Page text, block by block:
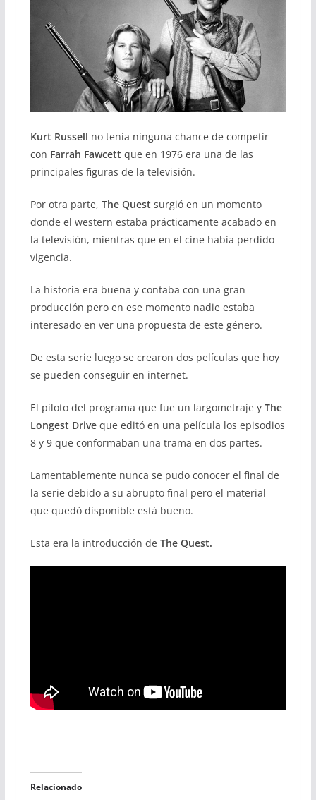
Kurt Russell no tenía ninguna chance de competir
con Farrah Fawcett que en 1976 era una de las
principales figuras de la televisión.
Por otra parte, The Quest surgió en un momento
donde el western estaba prácticamente acabado en
la televisión, mientras que en el cine había perdido
vigencia.
La historia era buena y contaba con una gran
producción pero en ese momento nadie estaba
interesado en ver una propuesta de este género.
De esta serie luego se crearon dos películas que hoy
se pueden conseguir en internet.
El piloto del programa que fue un largometraje y The
Longest Driveque editó en una película los episodios
8 y 9 que conformaban una trama en dos partes.
Lamentablemente nunca se pudo conocer el final de
la serie debido a su abrupto final pero el material
que quedó disponible está bueno.
Esta era la introducción de The Quest.
Relacionado